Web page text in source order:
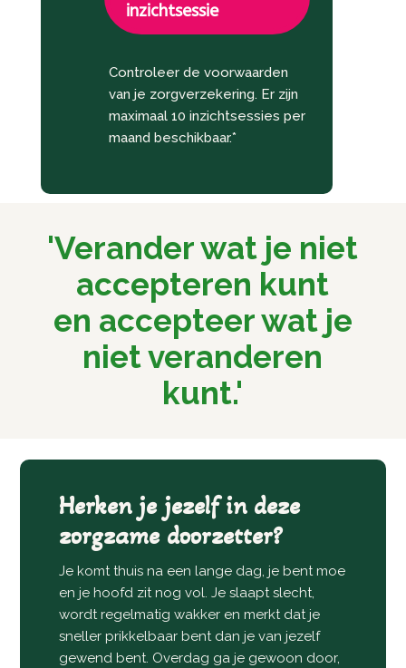
inzichtsessie
Controleer de voorwaarden
van je zorgverzekering. Er zijn
maximaal 10 inzichtsessies per
maand beschikbaar.*
'Verander wat je niet
accepteren kunt
en accepteer wat je
niet veranderen
kunt.'
Herken je jezelf in deze
zorgzame doorzetter?
Je komt thuis na een lange dag, je bent moe
en je hoofd zit nog vol. Je slaapt slecht,
wordt regelmatig wakker en merkt dat je
sneller prikkelbaar bent dan je van jezelf
gewend bent. Overdag ga je gewoon door,